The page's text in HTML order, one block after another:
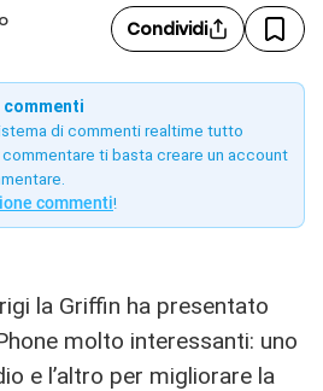
Condividi
commenti
di commenti realtime tutto
ti basta creare un account
commenti!
la Griffin ha presentato
molto interessanti: uno
e l’altro per migliorare la